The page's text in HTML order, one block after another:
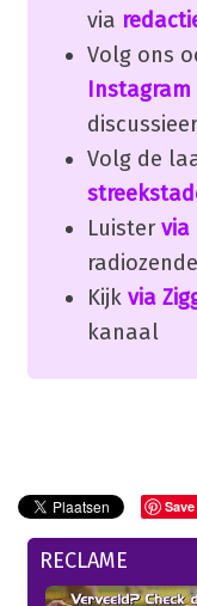
via
Volg ons
Instagram
Volg de
Luister via
Kijk via
kanaal
Save
RECLAME